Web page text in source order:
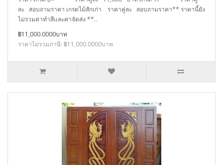
ละ สอบถามราคา เกรดไม้สักเก่า ราคาคู่ละ สอบถามราคา** ราคานี้ยัง
ไม่รวมค่าทำสีเเละค่าจัดส่ง **..
฿11,000.0000บาท
ราคาไม่รวมภาษี: ฿11,000.0000บาท